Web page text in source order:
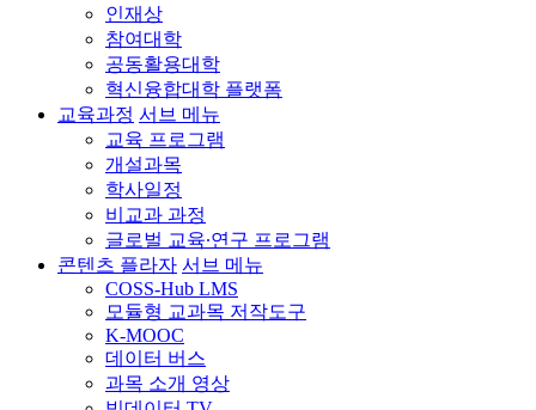
인재상
참여대학
공동활용대학
혁신융합대학 플랫폼
교육과정 서브 메뉴
교육 프로그램
개설과목
학사일정
비교과 과정
글로벌 교육∙연구 프로그램
콘텐츠 플라자 서브 메뉴
COSS-Hub LMS
모듈형 교과목 저작도구
K-MOOC
데이터 버스
과목 소개 영상